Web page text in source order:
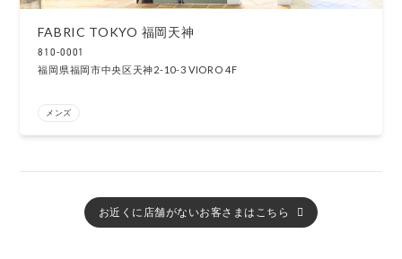
FABRIC TOKYO 福岡天神
810-0001
福岡県福岡市中央区天神2-10-3 VIORO 4F
メンズ
お近くに店舗がないお客さまはこちら